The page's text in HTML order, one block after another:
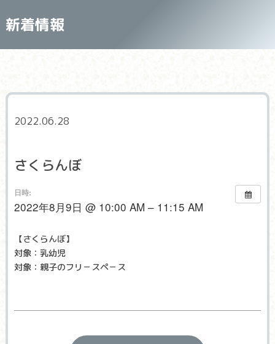
新着情報
2022.06.28
さくらんぼ
日時:
2022年8月9日 @ 10:00 AM – 11:15 AM
【さくらんぼ】
対象：乳幼児
対象：親子のフリ－スペ－ス